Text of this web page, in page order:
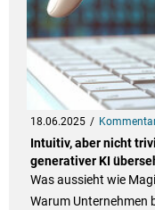
18.06.2025
Intuitiv, aber nicht
generativer KI
Was aussieht wie
Warum Unternehmen